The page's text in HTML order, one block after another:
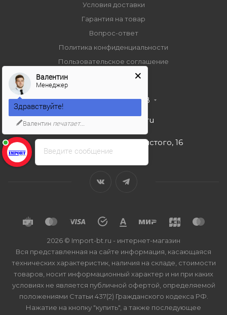
Условия доставки
Гарантия на товар
Вопрос-ответ
Политика конфиденциальности
Пользовательское соглашение
+7 495 989 53 38
import-bt@bk.ru
г. Москва, ул. Льва Толстого, 16
2026 © Import-bt.ru - интернет-магазин
Вся представленная на сайте информация, касающаяся
технических характеристик, наличия на складе, стоимости
товаров, носит информационный характер и ни при каких
условиях не является публичной офертой, определяемой
положениями Статьи 437(2) Гражданского кодекса РФ.
Нажатие на кнопку "купить", а также последующее
Введите сообщение
Валентин
Менеджер
Здравствуйте!
Валентин печатает...